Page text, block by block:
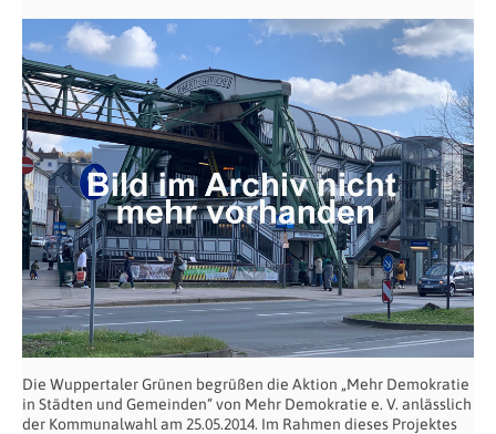
Die Wuppertaler Grünen begrüßen die Aktion „Mehr Demokratie
in Städten und Gemeinden“ von Mehr Demokratie e. V. anlässlich
der Kommunalwahl am 25.05.2014. Im Rahmen dieses Projektes